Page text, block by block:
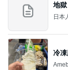
地獄
日本
冷